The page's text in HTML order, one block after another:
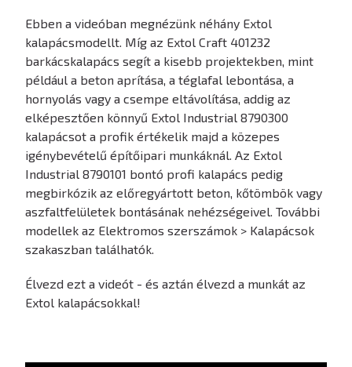
Ebben a videóban megnézünk néhány Extol
kalapácsmodellt. Míg az Extol Craft 401232
barkácskalapács segít a kisebb projektekben, mint
például a beton aprítása, a téglafal lebontása, a
hornyolás vagy a csempe eltávolítása, addig az
elképesztően könnyű Extol Industrial 8790300
kalapácsot a profik értékelik majd a közepes
igénybevételű építőipari munkáknál. Az Extol
Industrial 8790101 bontó profi kalapács pedig
megbirkózik az előregyártott beton, kőtömbök vagy
aszfaltfelületek bontásának nehézségeivel. További
modellek az Elektromos szerszámok > Kalapácsok
szakaszban találhatók.
Élvezd ezt a videót - és aztán élvezd a munkát az
Extol kalapácsokkal!